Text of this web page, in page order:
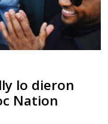
lo dieron
Nation